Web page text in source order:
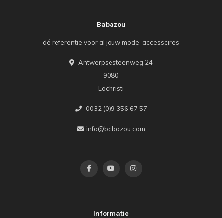
Babazou
dé referentie voor al jouw mode-accessoires
Antwerpsesteenweg 24
9080
Lochristi
0032 (0)9 356 67 57
info@babazou.com
Informatie